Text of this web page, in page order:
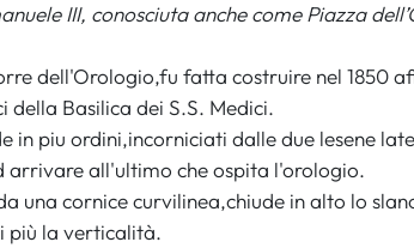
III, conosciuta anche come Piazza
dell'Orologio,fu fatta costruire nel 1850
Basilica dei S.S. Medici.
in piu ordini,incorniciati dalle due lesene
arrivare all'ultimo che ospita l'orologio.
una cornice curvilinea,chiude in alto lo
più la verticalità.